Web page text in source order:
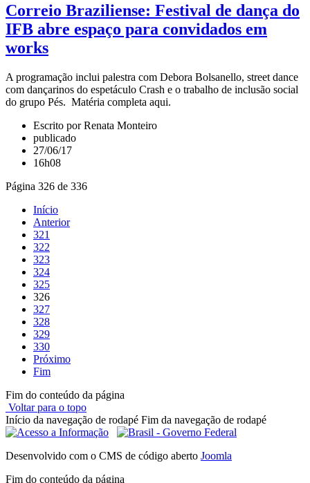
Correio Braziliense: Festival de dança do
IFB abre espaço para convidados em
works
A programação inclui palestra com Debora Bolsanello, street dance
com dançarinos do espetáculo Crash e o trabalho de inclusão social
do grupo Pés. Matéria completa aqui.
Escrito por Renata Monteiro
publicado
27/06/17
16h08
Página 326 de 336
Início
Anterior
321
322
323
324
325
326
327
328
329
330
Próximo
Fim
Fim do conteúdo da página
Voltar para o topo
Início da navegação de rodapé Fim da navegação de rodapé
Desenvolvido com o CMS de código aberto Joomla
Fim do conteúdo da página